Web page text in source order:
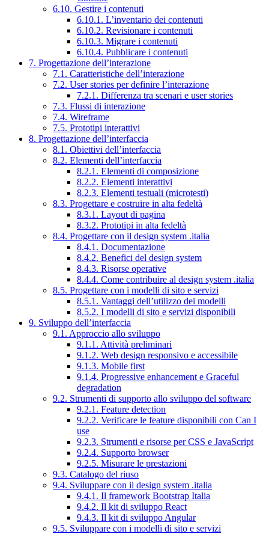
6.10. Gestire i contenuti
6.10.1. L’inventario dei contenuti
6.10.2. Revisionare i contenuti
6.10.3. Migrare i contenuti
6.10.4. Pubblicare i contenuti
7. Progettazione dell’interazione
7.1. Caratteristiche dell’interazione
7.2. User stories per definire l’interazione
7.2.1. Differenza tra scenari e user stories
7.3. Flussi di interazione
7.4. Wireframe
7.5. Prototipi interattivi
8. Progettazione dell’interfaccia
8.1. Obiettivi dell’interfaccia
8.2. Elementi dell’interfaccia
8.2.1. Elementi di composizione
8.2.2. Elementi interattivi
8.2.3. Elementi testuali (microtesti)
8.3. Progettare e costruire in alta fedeltà
8.3.1. Layout di pagina
8.3.2. Prototipi in alta fedeltà
8.4. Progettare con il design system .italia
8.4.1. Documentazione
8.4.2. Benefici del design system
8.4.3. Risorse operative
8.4.4. Come contribuire al design system .italia
8.5. Progettare con i modelli di sito e servizi
8.5.1. Vantaggi dell’utilizzo dei modelli
8.5.2. I modelli di sito e servizi disponibili
9. Sviluppo dell’interfaccia
9.1. Approccio allo sviluppo
9.1.1. Attività preliminari
9.1.2. Web design responsivo e accessibile
9.1.3. Mobile first
9.1.4. Progressive enhancement e Graceful
degradation
9.2. Strumenti di supporto allo sviluppo del software
9.2.1. Feature detection
9.2.2. Verificare le feature disponibili con Can I
use
9.2.3. Strumenti e risorse per CSS e JavaScript
9.2.4. Supporto browser
9.2.5. Misurare le prestazioni
9.3. Catalogo del riuso
9.4. Sviluppare con il design system .italia
9.4.1. Il framework Bootstrap Italia
9.4.2. Il kit di sviluppo React
9.4.3. Il kit di sviluppo Angular
9.5. Sviluppare con i modelli di sito e servizi